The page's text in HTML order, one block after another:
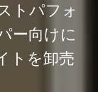
トパフォ
ー向けに
トを卸売